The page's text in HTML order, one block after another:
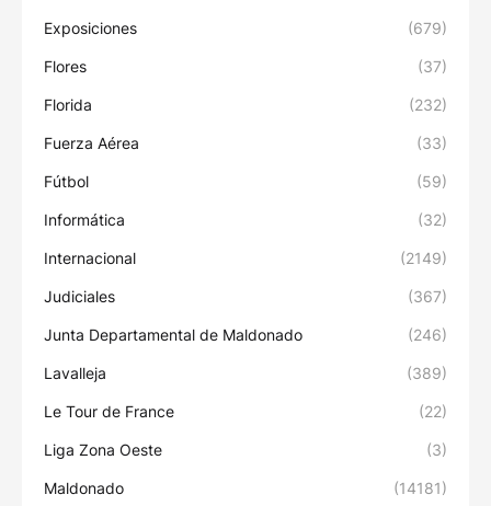
Exposiciones (679)
Flores (37)
Florida (232)
Fuerza Aérea (33)
Fútbol (59)
Informática (32)
Internacional (2149)
Judiciales (367)
Junta Departamental de Maldonado (246)
Lavalleja (389)
Le Tour de France (22)
Liga Zona Oeste (3)
Maldonado (14181)